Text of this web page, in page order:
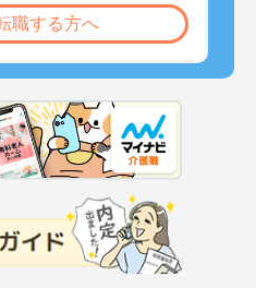
職する方へ